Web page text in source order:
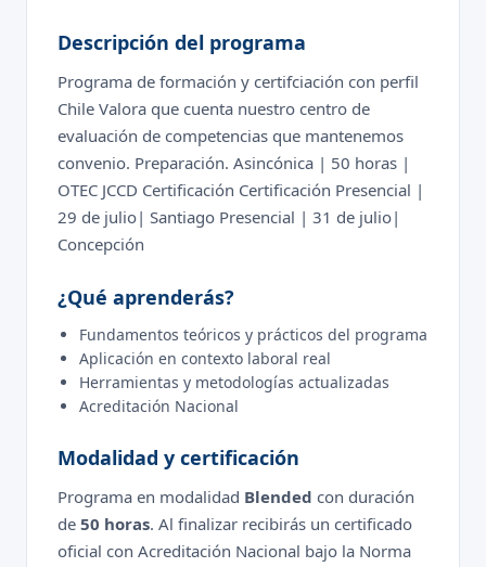
Descripción del programa
Programa de formación y certifciación con perfil
Chile Valora que cuenta nuestro centro de
evaluación de competencias que mantenemos
convenio. Preparación. Asincónica | 50 horas |
OTEC JCCD Certificación Certificación Presencial |
29 de julio| Santiago Presencial | 31 de julio|
Concepción
¿Qué aprenderás?
Fundamentos teóricos y prácticos del programa
Aplicación en contexto laboral real
Herramientas y metodologías actualizadas
Acreditación Nacional
Modalidad y certificación
Programa en modalidad Blended con duración
de 50 horas. Al finalizar recibirás un certificado
oficial con Acreditación Nacional bajo la Norma